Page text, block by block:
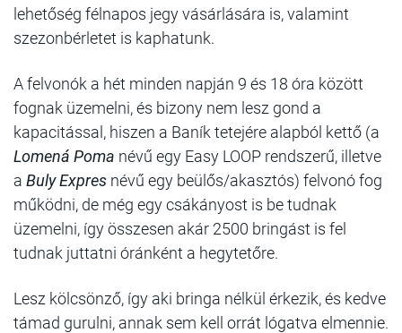
lehetőség félnapos jegy vásárlására is, valamint
szezonbérletet is kaphatunk.
A felvonók a hét minden napján 9 és 18 óra között
fognak üzemelni, és bizony nem lesz gond a
kapacitással, hiszen a Baník tetejére alapból kettő (a
Lomená Poma névű egy Easy LOOP rendszerű, illetve
a Buly Expres névű egy beülős/akasztós) felvonó fog
működni, de még egy csákányost is be tudnak
üzemelni, így összesen akár 2500 bringást is fel
tudnak juttatni óránként a hegytetőre.
Lesz kölcsönző, így aki bringa nélkül érkezik, és kedve
támad gurulni, annak sem kell orrát lógatva elmennie.